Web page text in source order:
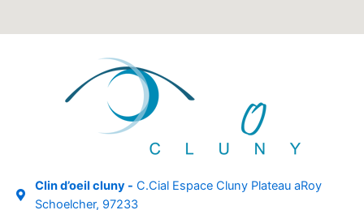
Clin d’oeil cluny - C.Cial Espace Cluny Plateau aRoy
Schoelcher, 97233